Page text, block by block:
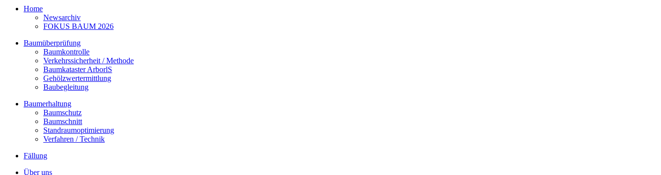
Home
Newsarchiv
FOKUS BAUM 2026
Baumüberprüfung
Baumkontrolle
Verkehrssicherheit / Methode
Baumkataster ArborlS
Gehölzwertermittlung
Baubegleitung
Baumerhaltung
Baumschutz
Baumschnitt
Standraumoptimierung
Verfahren / Technik
Fällung
Über uns